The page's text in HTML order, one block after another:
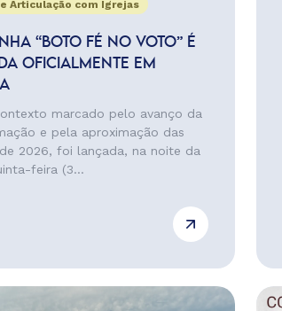
Articulação com Igrejas
“BOTO FÉ NO VOTO” É
OFICIALMENTE EM
marcado pelo avanço da
e pela aproximação das
2026, foi lançada, na noite da
feira (3...